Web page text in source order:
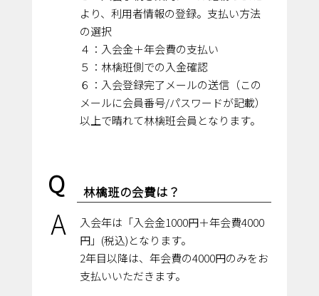
より、利用者情報の登録。支払い方法
の選択
４：入会金＋年会費の支払い
５：林檎班側での入金確認
６：入会登録完了メールの送信（この
メールに会員番号/パスワードが記載）
以上で晴れて林檎班会員となります。
Q 林檎班の会費は？
A
入会年は「入会金1000円＋年会費4000
円」(税込)となります。
2年目以降は、年会費の4000円のみをお
支払いいただきます。